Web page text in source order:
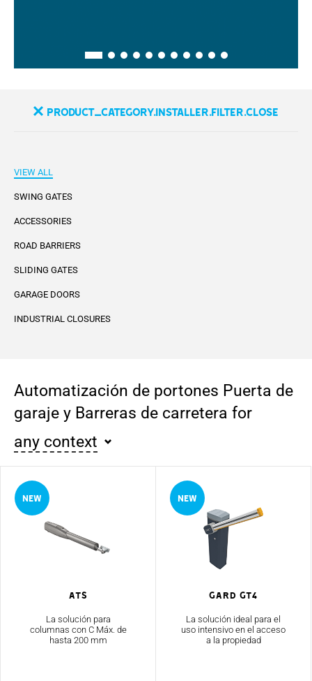
product_category.installer.filter.close
VIEW ALL
SWING GATES
ACCESSORIES
ROAD BARRIERS
SLIDING GATES
GARAGE DOORS
INDUSTRIAL CLOSURES
Automatización de portones Puerta de
garaje y Barreras de carretera for
any context
ATS
La solución para
columnas con C Máx. de
hasta 200 mm
Gard GT4
La solución ideal para el
uso intensivo en el acceso
a la propiedad